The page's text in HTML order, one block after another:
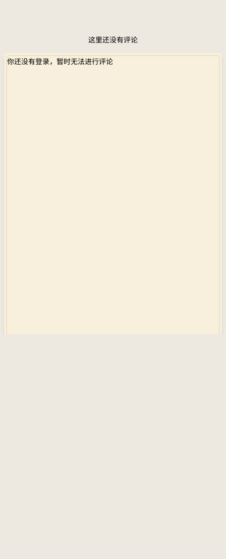
这里还没有评论
你还没有登录，暂时无法进行评论